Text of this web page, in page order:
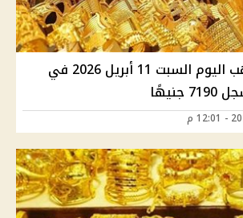
تراجع أسعار الذهب اليوم السبت 11 أبريل 2026 في